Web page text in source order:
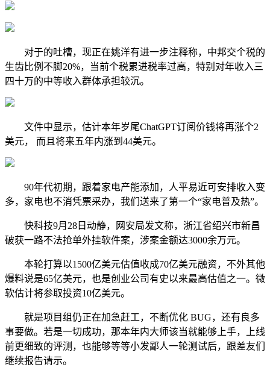
对于的吐槽，现正在姚洋有进一步注释称，中邦交个税的
生齿比例不脚20%，当前个税累进税率过高，特别对年收入三
四十万的中等收入群体承担较沉。
文件中显示，估计本年岁尾ChatGPT订阅价钱将再涨个2
美元， 而且将来五年内涨到44美元。
90年代初期，跟着家电产能添加，人平易近可安排收入变
多，家电也不消凭票采办，我们送来了第一个“家电普及热”。
快科技9月28日动静，网安局发文称，浙江省绍兴市新昌
破获一路不法抢单外挂软件案，涉案金额达3000余万元。
本轮打算以1500亿美元估值收成70亿美元融资，不外其他
爆料说是65亿美元，也是创业公司有史以来最高估值之一。微
软估计将参取投资10亿美元。
就是项目组仍正在加急赶工，不断优化 BUG，还有良多
事要做。若是一切成功，那本年内大师该当就能够上手，上线
前更细致的评测，也能够等等小发鄙人一轮测试后，跟差友们
继续报告请示。